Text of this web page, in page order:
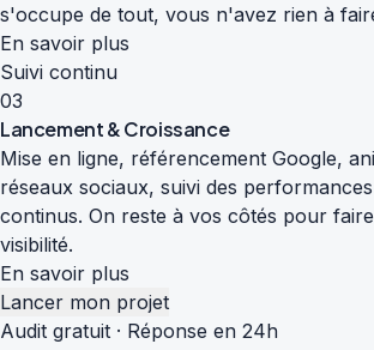
s'occupe de tout, vous n'avez rien à
En savoir plus
Suivi continu
03
Lancement & Croissance
Mise en ligne, référencement Google,
réseaux sociaux, suivi des
continus. On reste à vos côtés pour
visibilité.
En savoir plus
Lancer mon projet
Audit gratuit · Réponse en 24h